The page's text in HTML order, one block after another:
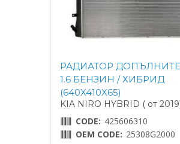
РАДИАТОР
1.6 БЕНЗИН / ХИБРИД
(640X410X65)
KIA NIRO HYBRID ( от
CODE: 425606310
OEM CODE: 25308G2000